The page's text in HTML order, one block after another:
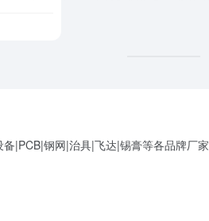
|PCB|钢网|治具|飞达|锡膏等各品牌厂家